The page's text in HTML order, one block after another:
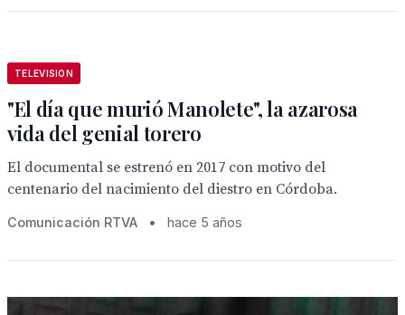
TELEVISION
"El día que murió Manolete", la azarosa
vida del genial torero
El documental se estrenó en 2017 con motivo del
centenario del nacimiento del diestro en Córdoba.
Comunicación RTVA • hace 5 años